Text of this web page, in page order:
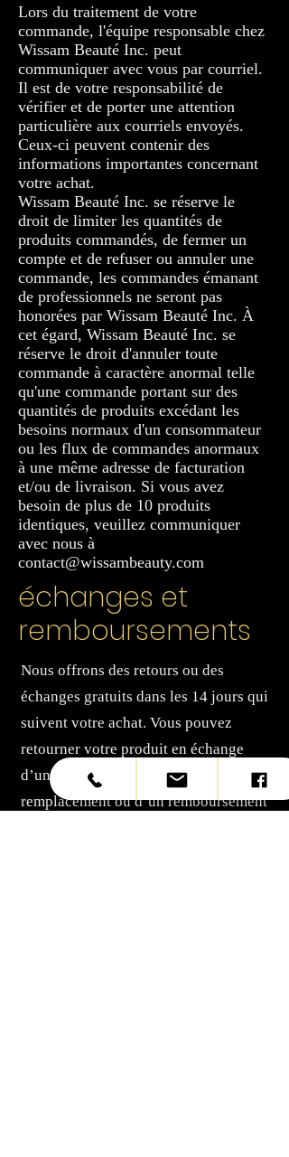
Lors du traitement de votre
commande, l'équipe responsable chez
Wissam Beauté Inc. peut
communiquer avec vous par courriel.
Il est de votre responsabilité de
vérifier et de porter une attention
particulière aux courriels envoyés.
Ceux-ci peuvent contenir des
informations importantes concernant
votre achat.
Wissam Beauté Inc. se réserve le
droit de limiter les quantités de
produits commandés, de fermer un
compte et de refuser ou annuler une
commande, les commandes émanant
de professionnels ne seront pas
honorées par Wissam Beauté Inc. À
cet égard, Wissam Beauté Inc. se
réserve le droit d'annuler toute
commande à caractère anormal telle
qu'une commande portant sur des
quantités de produits excédant les
besoins normaux d'un consommateur
ou les flux de commandes anormaux
à une même adresse de facturation
et/ou de livraison. Si vous avez
besoin de plus de 10 produits
identiques, veuillez communiquer
avec nous à
contact@wissambeauty.com
échanges et
remboursements
Nous offrons des retours ou des
échanges gratuits dans les 14 jours qui
suivent votre achat. Vous pouvez
retourner votre produit en échange
d’un avoir, d’un produit de
remplacement ou d’un remboursement